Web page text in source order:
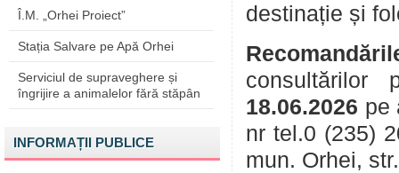
Î.M. „Orhei Proiect”
Stația Salvare pe Apă Orhei
Serviciul de supraveghere și
îngrijire a animalelor fără stăpân
INFORMAȚII PUBLICE
destinație
18.06.2026 pe
nr tel.0 (235)
mun. Orhei,